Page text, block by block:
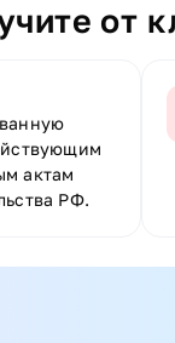
от
актам
РФ.